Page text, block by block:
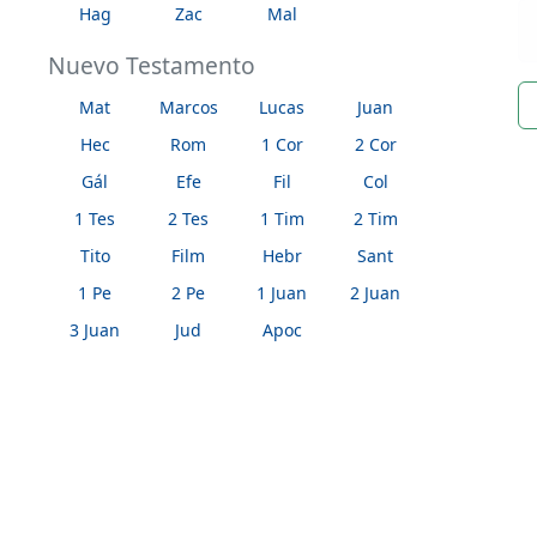
Hag
Zac Mal
Nuevo Testamento
Mat Marcos Lucas
Juan
Hec
Rom 1 Cor
2 Cor
Gál
Efe Fil
Col
1 Tes
2 Tes 1 Tim
2 Tim
Tito
Film Hebr
Sant
1 Pe
2 Pe 1 Juan
2 Juan
3 Juan
Jud Apoc